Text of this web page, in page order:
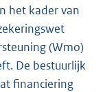
het kader van
(Wmo)
De bestuurlijk
financiering